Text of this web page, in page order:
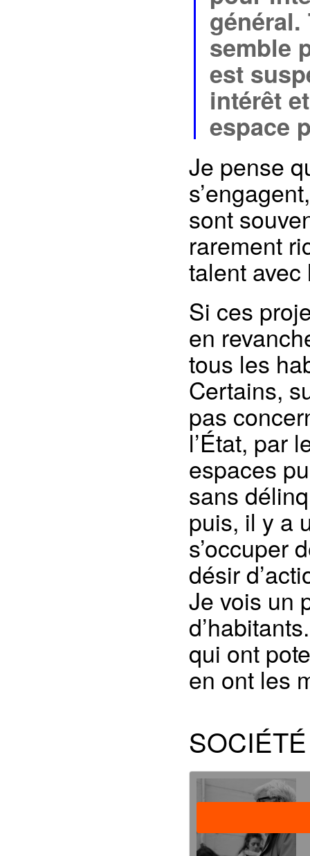
général.
semble
est
intérêt
espace
Je pense
sont
rarement
talent
Si ces
en
tous les
Certains,
pas
l’État, par
espaces
sans
puis, il y a
s’occuper
désir
Je vois un
qui ont
en ont les